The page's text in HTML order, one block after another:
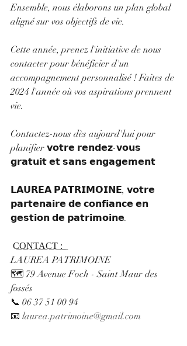
Ensemble, nous élaborons un plan global
aligné sur vos objectifs de vie.
Cette année, prenez l'initiative de nous
contacter pour bénéficier d'un
accompagnement personnalisé ! Faites de
2024 l'année où vos aspirations prennent
vie.
Contactez-nous dès aujourd'hui pour
planifier 𝘃𝗼𝘁𝗿𝗲 𝗿𝗲𝗻𝗱𝗲𝘇-𝘃𝗼𝘂𝘀
𝗴𝗿𝗮𝘁𝘂𝗶𝘁 𝗲𝘁 𝘀𝗮𝗻𝘀 𝗲𝗻𝗴𝗮𝗴𝗲𝗺𝗲𝗻𝘁
𝗟𝗔𝗨𝗥𝗘𝗔 𝗣𝗔𝗧𝗥𝗜𝗠𝗢𝗜𝗡𝗘, 𝘃𝗼𝘁𝗿𝗲
𝗽𝗮𝗿𝘁𝗲𝗻𝗮𝗶𝗿𝗲 𝗱𝗲 𝗰𝗼𝗻𝗳𝗶𝗮𝗻𝗰𝗲 𝗲𝗻
𝗴𝗲𝘀𝘁𝗶𝗼𝗻 𝗱𝗲 𝗽𝗮𝘁𝗿𝗶𝗺𝗼𝗶𝗻𝗲.
C͟O͟N͟T͟A͟C͟T͟ ͟:͟
LAUREA PATRIMOINE
🗺 79 Avenue Foch - Saint Maur des
fossés
📞 06 37 51 00 94
📧 laurea.patrimoine@gmail.com